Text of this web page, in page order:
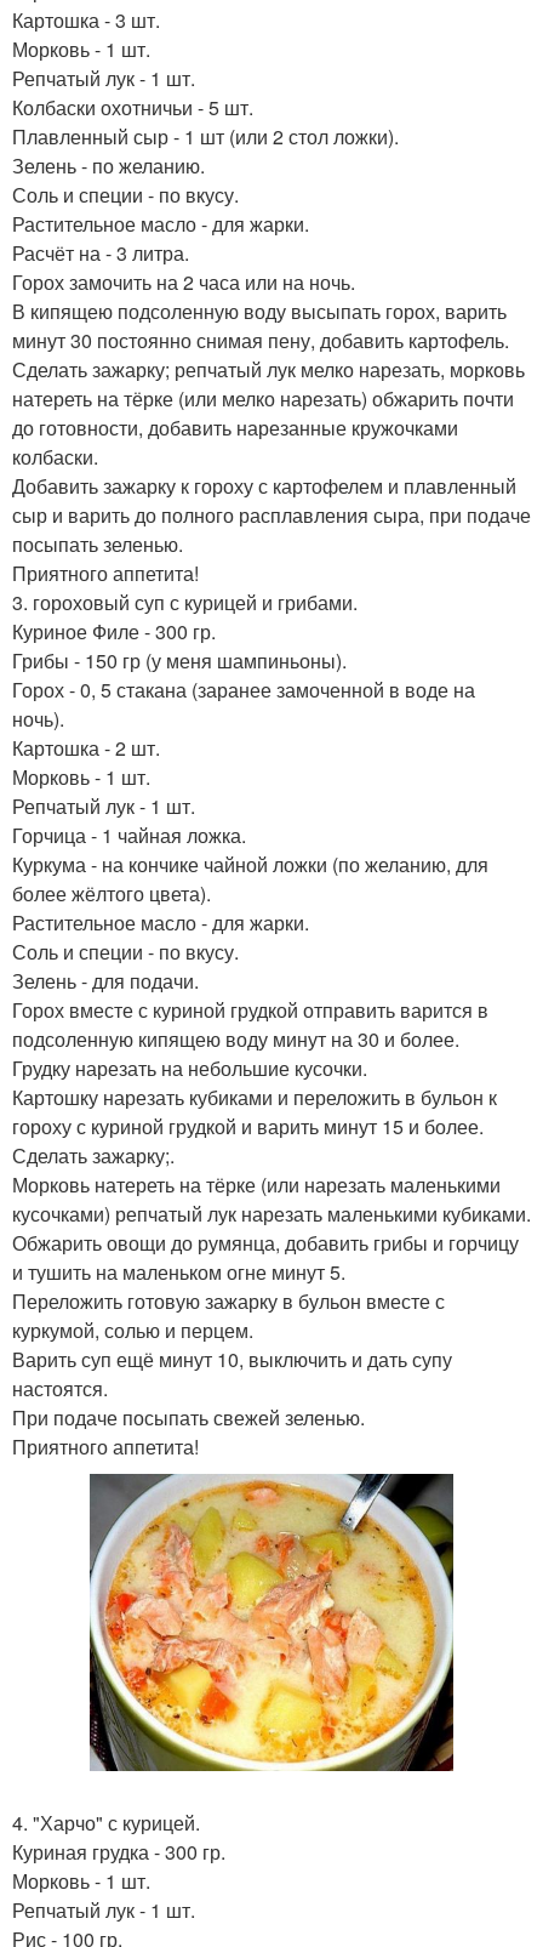
Картошка - 3 шт.
Морковь - 1 шт.
Репчатый лук - 1 шт.
Колбаски охотничьи - 5 шт.
Плавленный сыр - 1 шт (или 2 стол ложки).
Зелень - по желанию.
Соль и специи - по вкусу.
Растительное масло - для жарки.
Расчёт на - 3 литра.
Горох замочить на 2 часа или на ночь.
В кипящею подсоленную воду высыпать горох, варить
минут 30 постоянно снимая пену, добавить картофель.
Сделать зажарку; репчатый лук мелко нарезать, морковь
натереть на тёрке (или мелко нарезать) обжарить почти
до готовности, добавить нарезанные кружочками
колбаски.
Добавить зажарку к гороху с картофелем и плавленный
сыр и варить до полного расплавления сыра, при подаче
посыпать зеленью.
Приятного аппетита!
3. гороховый суп с курицей и грибами.
Куриное Филе - 300 гр.
Грибы - 150 гр (у меня шампиньоны).
Горох - 0, 5 стакана (заранее замоченной в воде на
ночь).
Картошка - 2 шт.
Морковь - 1 шт.
Репчатый лук - 1 шт.
Горчица - 1 чайная ложка.
Куркума - на кончике чайной ложки (по желанию, для
более жёлтого цвета).
Растительное масло - для жарки.
Соль и специи - по вкусу.
Зелень - для подачи.
Горох вместе с куриной грудкой отправить варится в
подсоленную кипящею воду минут на 30 и более.
Грудку нарезать на небольшие кусочки.
Картошку нарезать кубиками и переложить в бульон к
гороху с куриной грудкой и варить минут 15 и более.
Сделать зажарку;.
Морковь натереть на тёрке (или нарезать маленькими
кусочками) репчатый лук нарезать маленькими кубиками.
Обжарить овощи до румянца, добавить грибы и горчицу
и тушить на маленьком огне минут 5.
Переложить готовую зажарку в бульон вместе с
куркумой, солью и перцем.
Варить суп ещё минут 10, выключить и дать супу
настоятся.
При подаче посыпать свежей зеленью.
Приятного аппетита!
4. "Харчо" с курицей.
Куриная грудка - 300 гр.
Морковь - 1 шт.
Репчатый лук - 1 шт.
Рис - 100 гр.